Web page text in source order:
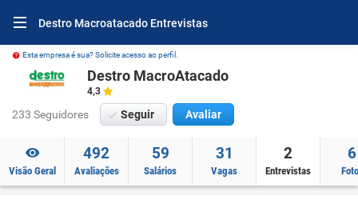
Destro Macroatacado Entrevistas
Esta empresa é sua? Solicite acesso ao perfil.
Destro MacroAtacado
4,3
233 Seguidores Seguir Avaliar
Visão Geral
492
Avaliações
59
Salários
31
Vagas
2
Entrevistas
6